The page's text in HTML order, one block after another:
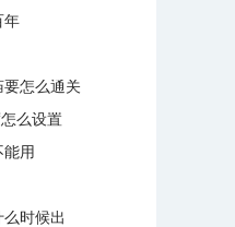
年
要怎么通关
么设置
用
么时候出